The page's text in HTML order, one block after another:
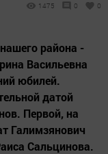
1475 0 0
района -
Васильевна
юбилей.
датой
Первой, на
Галимзянович
Сальцинова.